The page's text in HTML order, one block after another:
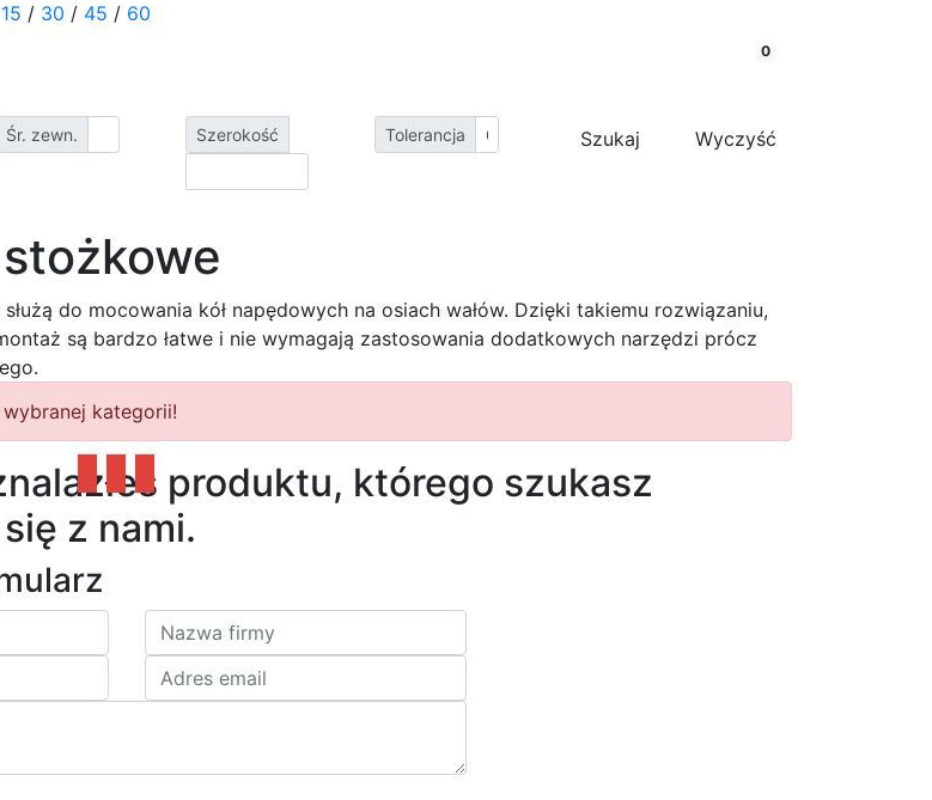
15 / 30 / 45 / 60
0
Śr. zewn. Szerokość Tolerancja
do mocowania kół napędowych na osiach wałów. Dzięki takiemu rozwiązaniu,
są bardzo łatwe i nie wymagają zastosowania dodatkowych narzędzi prócz
kategorii!
produktu, którego szukasz
z nami.